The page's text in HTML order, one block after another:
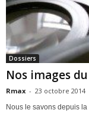
Dossiers
Nos images
Rmax - 23 octobre 2014
Nous le savons depuis